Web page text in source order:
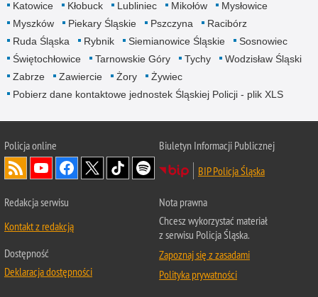
Katowice
Kłobuck Lubliniec Mikołów
Mysłowice
Myszków
Piekary Śląskie Pszczyna
Racibórz
Ruda Śląska
Rybnik Siemianowice Śląskie
Sosnowiec
Świętochłowice
Tarnowskie Góry Tychy
Wodzisław Śląski
Zabrze
Zawiercie Żory
Żywiec
Pobierz dane kontaktowe jednostek Śląskiej Policji - plik XLS
Policja online
Biuletyn Informacji Publicznej
BIP Policja Śląska
Redakcja serwisu
Kontakt z redakcją
Dostępność
Deklaracja dostępności
Nota prawna
Chcesz wykorzystać materiał
z serwisu Policja Śląska.
Zapoznaj się z zasadami
Polityka prywatności